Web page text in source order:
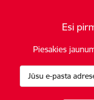
Esi
Piesakies